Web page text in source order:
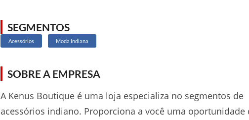
SEGMENTOS
Acessórios Moda Indiana
SOBRE A EMPRESA
A Kenus Boutique é uma loja especializa no segmentos de
acessórios indiano. Proporciona a você uma oportunidade